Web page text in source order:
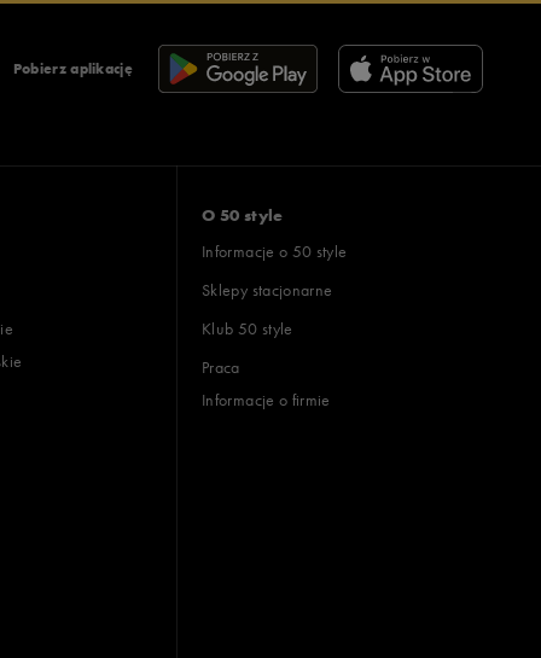
Pobierz aplikację
O 50 style
Informacje o 50 style
Sklepy stacjonarne
Klub 50 style
Praca
Informacje o firmie